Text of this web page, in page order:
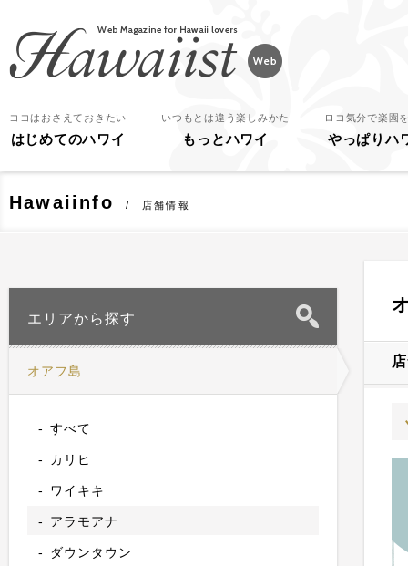
ココはおさえておきたい
はじめてのハワイ
いつもとは違う楽しみかた
もっとハワイ
ロコ気分で楽園
やっぱりハ
Hawaiinfo 店舗情報
エリアから探す
オアフ島
すべて
カリヒ
ワイキキ
アラモアナ
ダウンタウン